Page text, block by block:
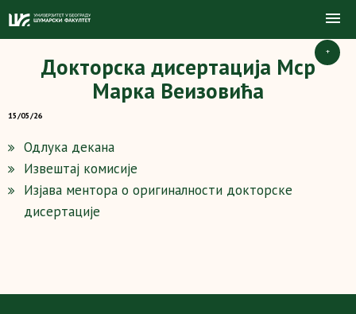
+
Докторска дисертација Mср
Марка Веизовића
15/05/26
Одлука декана
Извештај комисије
Изјава ментора о оригиналности докторске
дисертације